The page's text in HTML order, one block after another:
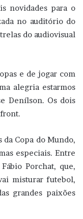
novidades para o
no auditório do
do audiovisual
e de jogar com
alegria estarmos
Denílson. Os dois
Copa do Mundo,
especiais. Entre
Porchat, que,
misturar futebol,
grandes paixões